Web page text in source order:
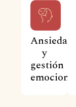
Ansiedad
y
gestión
emocional